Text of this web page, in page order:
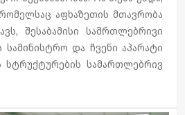
აფხაზეთის მთავრობა
შესაბამისი სამრთლებრივი
და ჩვენი აპარატი
სამართლებრივ